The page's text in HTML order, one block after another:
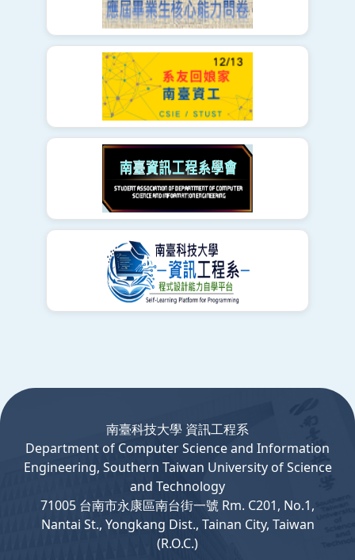
南臺科技大學 資訊工程系
Departmentof ComputerScience and Information
Engineering, Southern Taiwan University of Science
and Technology
71005 台南市永康區南台街一號 Rm. C201, No.1,
Nantai St., Yongkang Dist., Tainan City, Taiwan
(R.O.C.)